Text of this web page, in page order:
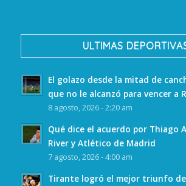
ULTIMAS
El golazo desde la mitad de
que no le alcanzó para vencer a
8 agosto, 2026 - 2:20 am
Qué dice el acuerdo por Thiago
River y Atlético de Madrid
7 agosto, 2026 - 4:00 am
Tirante logró el mejor triunfo de